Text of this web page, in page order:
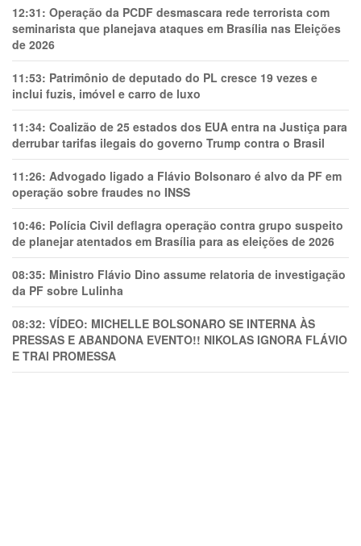
12:31: Operação da PCDF desmascara rede terrorista com
seminarista que planejava ataques em Brasília nas Eleições
de 2026
11:53: Patrimônio de deputado do PL cresce 19 vezes e
inclui fuzis, imóvel e carro de luxo
11:34: Coalizão de 25 estados dos EUA entra na Justiça para
derrubar tarifas ilegais do governo Trump contra o Brasil
11:26: Advogado ligado a Flávio Bolsonaro é alvo da PF em
operação sobre fraudes no INSS
10:46: Polícia Civil deflagra operação contra grupo suspeito
de planejar atentados em Brasília para as eleições de 2026
08:35: Ministro Flávio Dino assume relatoria de investigação
da PF sobre Lulinha
08:32: VÍDEO: MICHELLE BOLSONARO SE INTERNA ÀS
PRESSAS E ABANDONA EVENTO!! NIKOLAS IGNORA FLÁVIO
E TRAl PROMESSA